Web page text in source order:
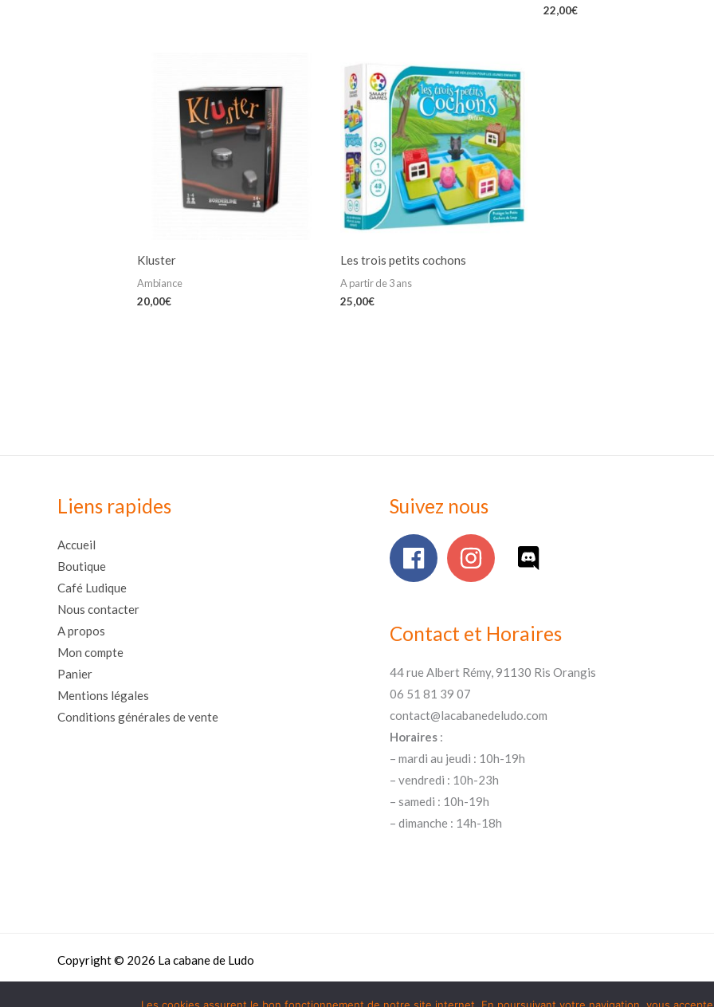
22,00€
Kluster
Ambiance
20,00€
Les trois petits cochons
A partir de 3 ans
25,00€
Liens rapides
Accueil
Boutique
Café Ludique
Nous contacter
A propos
Mon compte
Panier
Mentions légales
Conditions générales de vente
Suivez nous
Contact et Horaires
44 rue Albert Rémy, 91130 Ris Orangis
06 51 81 39 07
contact@lacabanedeludo.com
Horaires:
– mardi au jeudi : 10h-19h
– vendredi : 10h-23h
– samedi : 10h-19h
– dimanche : 14h-18h
Copyright © 2026 La cabane de Ludo